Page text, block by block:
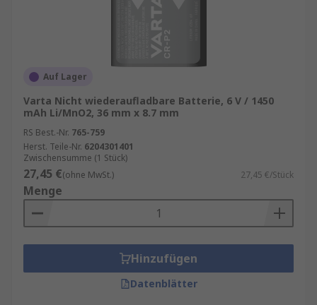
Auf Lager
Varta Nicht wiederaufladbare Batterie, 6 V / 1450
mAh Li/MnO2, 36 mm x 8.7 mm
RS Best.-Nr. 765-759
Herst. Teile-Nr. 6204301401
Zwischensumme (1 Stück)
27,45 €(ohne MwSt.) 27,45 €/Stück
Menge
Hinzufügen
Datenblätter